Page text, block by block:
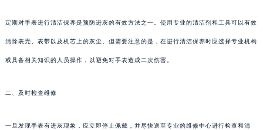
定期对手表进行清洁保养是预防进灰的有效方法之一。使用专业的清洁剂和工具可以有效
清除表壳、表带以及机芯上的灰尘。但需要注意的是，在进行清洁保养时应选择专业机构
或具备相关知识的人员操作，以避免对手表造成二次伤害。
二、及时检查维修
一旦发现手表有进灰现象，应立即停止佩戴，并尽快送至专业的维修中心进行检查和清